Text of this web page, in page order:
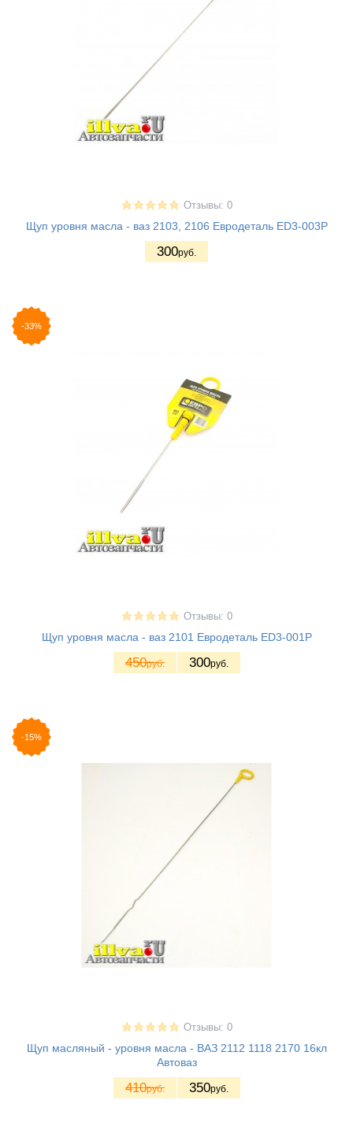
Отзывы: 0
Щуп уровня масла - ваз 2103, 2106 Евродеталь ED3-003P
300руб.
-33%
Отзывы: 0
Щуп уровня масла - ваз 2101 Евродеталь ED3-001P
450руб. 300руб.
-15%
Отзывы: 0
Щуп масляный - уровня масла - ВАЗ 2112 1118 2170 16кл
Автоваз
410руб. 350руб.